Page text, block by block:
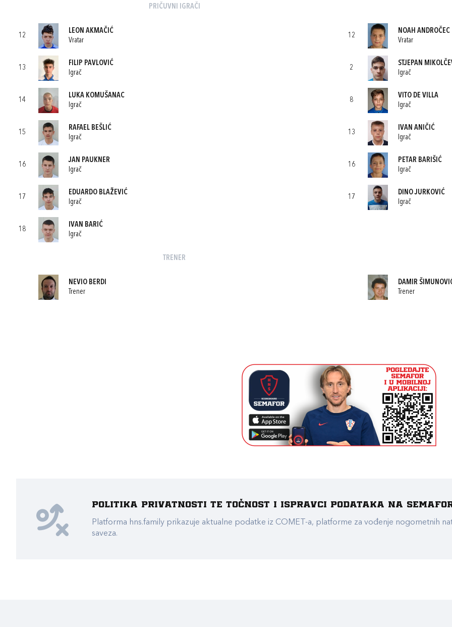
PRIČUVNI IGRAČI
12
LEON AKMAČIĆ
Vratar
13
FILIP PAVLOVIĆ
Igrač
14
LUKA KOMUŠANAC
Igrač
15
RAFAEL BEŠLIĆ
Igrač
16
JAN PAUKNER
Igrač
17
EDUARDO BLAŽEVIĆ
Igrač
18
IVAN BARIĆ
Igrač
TRENER
NEVIO BERDI
Trener
12
NOAH ANDROČEC
Vratar
2
STJEPAN
Igrač
8
VITO DE VILLA
Igrač
13
IVAN ANIČIĆ
Igrač
16
PETAR BARIŠIĆ
Igrač
17
DINO JURKOVIĆ
Igrač
DAMIR
Trener
Politika privatnosti te točnost i ispravci podataka na
Platforma hns.family prikazuje aktualne podatke iz COMET-a, platforme za vođenje nogometnih
saveza.